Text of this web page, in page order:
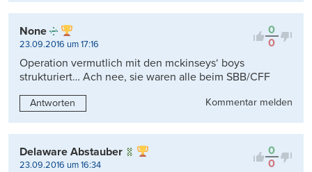
0
0
None
23.09.2016 um 17:16
Operation vermutlich mit den mckinseys‘ boys
strukturiert… Ach nee, sie waren alle beim SBB/CFF
Antworten Kommentar melden
0
0
Delaware Abstauber
23.09.2016 um 16:34